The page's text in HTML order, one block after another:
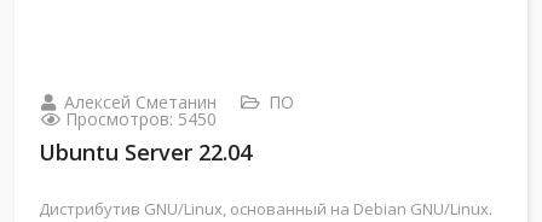
Алексей Сметанин ПО
Просмотров: 5450
Ubuntu Server 22.04
Дистрибутив GNU/Linux, основанный на Debian GNU/Linux.